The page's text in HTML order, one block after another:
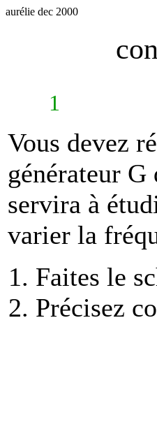
aurélie dec 2000
1
Vous devez
générateur
servira à
varier la
Faites le
Précisez